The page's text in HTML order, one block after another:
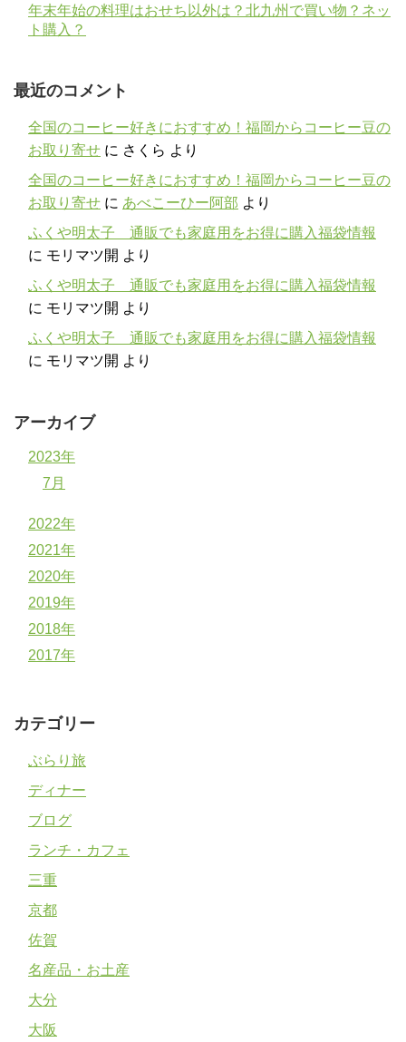
年末年始の料理はおせち以外は？北九州で買い物？ネッ
ト購入？
最近のコメント
全国のコーヒー好きにおすすめ！福岡からコーヒー豆の
お取り寄せ に さくら より
全国のコーヒー好きにおすすめ！福岡からコーヒー豆の
お取り寄せ に あべこーひー阿部 より
ふくや明太子 通販でも家庭用をお得に購入福袋情報
に モリマツ開 より
ふくや明太子 通販でも家庭用をお得に購入福袋情報
に モリマツ開 より
ふくや明太子 通販でも家庭用をお得に購入福袋情報
に モリマツ開 より
アーカイブ
2023年
7月
2022年
2021年
2020年
2019年
2018年
2017年
カテゴリー
ぶらり旅
ディナー
ブログ
ランチ・カフェ
三重
京都
佐賀
名産品・お土産
大分
大阪